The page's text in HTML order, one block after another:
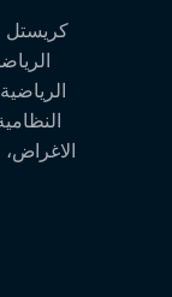
كريستل